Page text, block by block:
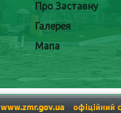
Про Заставну
Галерея
Мапа
www.zmr.gov.ua
офіційний